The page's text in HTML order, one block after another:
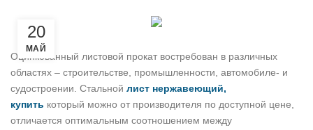
20
МАЙ
Оцинкованный листовой прокат востребован в различных
областях – строительстве, промышленности, автомобиле- и
судостроении. Стальной лист нержавеющий,
купить который можно от производителя по доступной цене,
отличается оптимальным соотношением между